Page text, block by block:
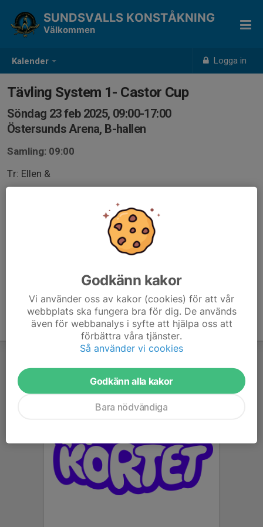
Kalender Logga in
SUNDSVALLS KONSTÅKNING
Välkommen
Tävling System 1- Castor Cup
Söndag 23 feb 2025, 09:00-17:00
Östersunds Arena, B-hallen
Samling: 09:00
Tr: Ellen &
Godkänn kakor
Vi använder oss av kakor (cookies) för att vår
webbplats ska fungera bra för dig. De används
även för webbanalys i syfte att hjälpa oss att
förbättra våra tjänster.
Så använder vi cookies
Godkänn alla kakor
Bara nödvändiga